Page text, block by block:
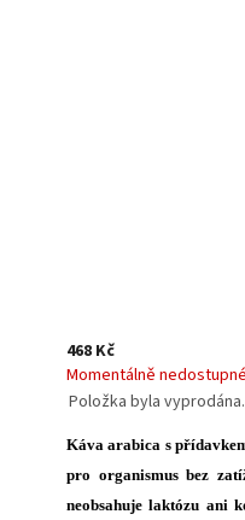
468 Kč
Momentálně nedostupné
Položka byla
Káva arabica s
pro organismus bez
neobsahuje laktózu ani